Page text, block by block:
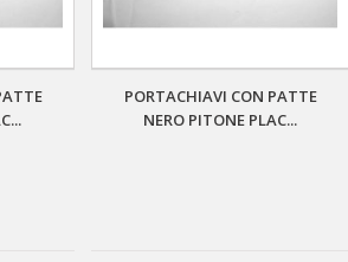
PORTACHIAVI CON PATTE
NERO PITONE PLAC...